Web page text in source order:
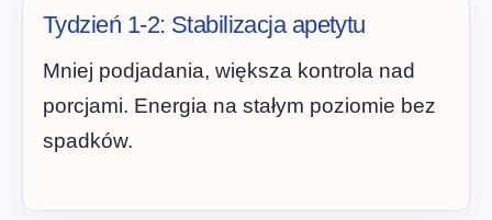
Tydzień 1-2: Stabilizacja apetytu
Mniej podjadania, większa kontrola nad
porcjami. Energia na stałym poziomie bez
spadków.